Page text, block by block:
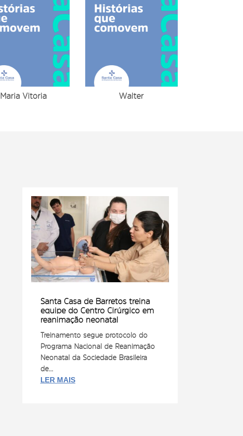
Maria Vitória Walter
Santa Casa de Barretos treina
equipe do Centro Cirúrgico em
reanimação neonatal
Treinamento segue protocolo do
Programa Nacional de Reanimação
Neonatal da Sociedade Brasileira
de...
LER MAIS